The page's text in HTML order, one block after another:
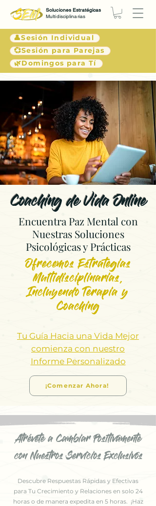
👤Sesión Individual
💞Sesión para Parejas
🌿Domingos para Tí
Soluciones Estratégicas
Multidisciplinarias
Coaching de Vida Online
Encuentra Paz Mental con
Nuestras Soluciones
Psicológicas y Prácticas
Ofrecemos Estrategias
Multidisciplinarias,
Incluyendo Terapia y
Coaching
Tu Guía Hacia una Vida Mejor
comienza con nuestro
Informe Personalizado
¡Comenzar Ahora!
Atrévete a Cambiar Positivamente
con Nuestros Servicios Exclusivos
Descubre Respuestas Rápidas y Efectivas
para Tu Crecimiento y Relaciones en solo 24
horas o de manera expedita en 5 horas. ¡Haz